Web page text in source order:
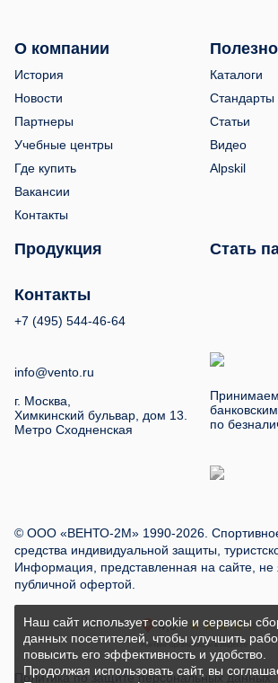
О компании
История
Новости
Партнеры
Учебные центры
Где купить
Вакансии
Контакты
Каталоги
Стандарты
Статьи
Видео
Alpskil
Продукция Стать
Контакты
+7 (495) 544-46-64
info@vento.ru
г. Москва,
Химкинский бульвар, дом 13.
Метро Сходненская
по
© ООО «ВЕНТО-2М» 1990-2026.
средства индивидуальной защиты,
Информация, представленная на сайте, не
публичной офертой.
Политика по защите персональных данных
Наш сайт использует cookie и сервисы
данных посетителей, чтобы улучшить
повысить его эффективность и удобство.
Продолжая использовать сайт, вы